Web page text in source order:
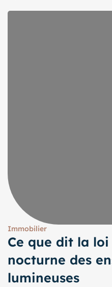
Immobilier
Ce que dit la loi
nocturne des
lumineuses